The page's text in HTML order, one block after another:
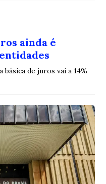
ainda é
básica de juros vai a 14%